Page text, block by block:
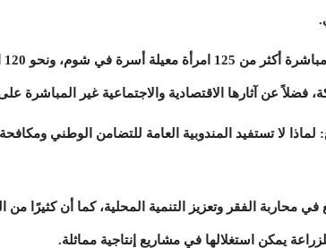
لا تستفيد المندوبية العامة للتضامن الوطني
محاربة الفقر وتعزيز التنمية المحلية، كما أن كثيرًا من
يمكن استغلالها في مشاريع إنتاجية مماثلة.